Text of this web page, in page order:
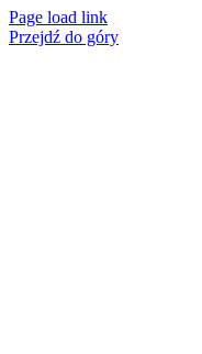
Page load link
Przejdź do góry